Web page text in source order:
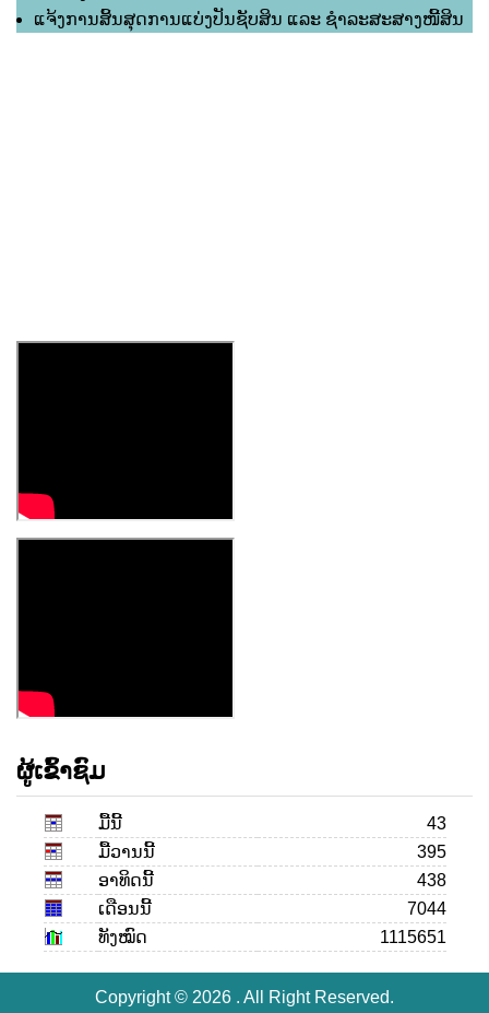
ແຈ້ງການສິ້ນສຸດການແບ່ງປັນຊັບສິນ ແລະ ຊຳລະສະສາງໜີ້ສິນ
ຜູ້ເຂົ້າຊົມ
ມື້ນີ້
43
ມື້ວານນີ້
395
ອາທິດນີ້
438
ເດືອນ​ນີ້
7044
ທັງໝົດ
1115651
Copyright © 2026 . All Right Reserved.